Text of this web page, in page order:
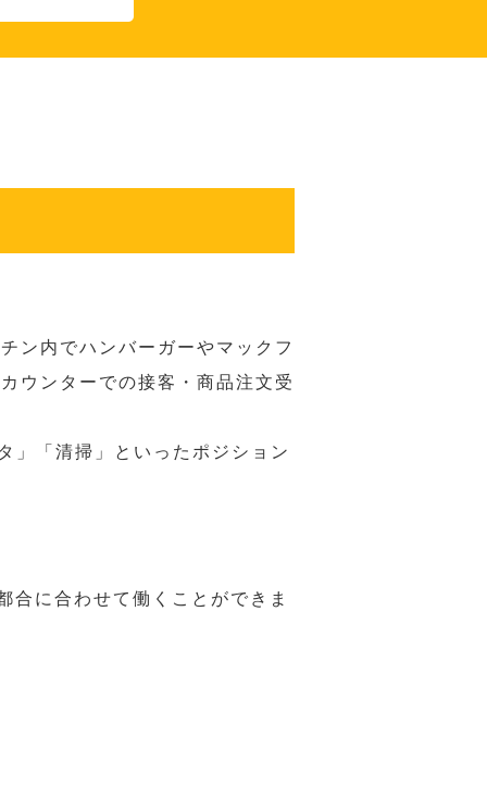
ン内でハンバーガーやマックフ
ウンターでの接客・商品注文受
」「清掃」といったポジション
合に合わせて働くことができま